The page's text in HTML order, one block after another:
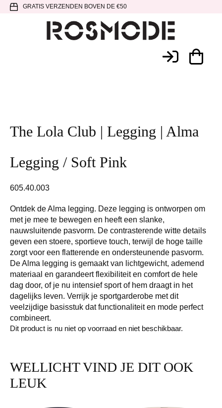
Spring
hoofdnavigatie
Door
SpringGRATIS VERZENDEN BOVEN DE €50
The Lola Club | Legging | Alma
Legging / Soft Pink
605.40.003
Ontdek de Alma legging. Deze legging is ontworpen om
met je mee te bewegen en heeft een slanke,
nauwsluitende pasvorm. De contrasterende witte details
geven een stoere, sportieve touch, terwijl de hoge taille
zorgt voor een flatterende en ondersteunende pasvorm.
De Alma legging is gemaakt van lichtgewicht, ademend
materiaal en garandeert flexibiliteit en comfort de hele
dag door, of je nu intensief sport of hem draagt ​​in het
dagelijks leven. Verrijk je sportgarderobe met dit
veelzijdige basisstuk dat functionaliteit en mode perfect
combineert.
Dit product is nu niet op voorraad en niet beschikbaar.
WELLICHT VIND JE DIT OOK
LEUK